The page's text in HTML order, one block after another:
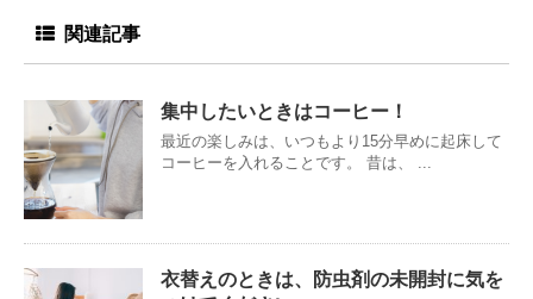
関連記事
集中したいときはコーヒー！
最近の楽しみは、いつもより15分早めに起床して
コーヒーを入れることです。 昔は、 ...
衣替えのときは、防虫剤の未開封に気を